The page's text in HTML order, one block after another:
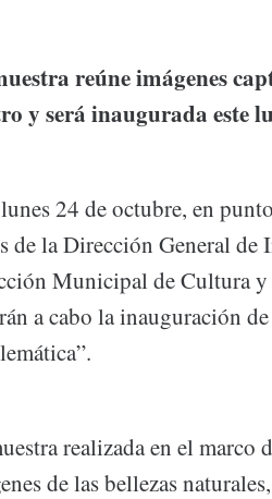
reúne imágenes
y será inaugurada este
24 de octubre, en
de la Dirección General
Municipal de Cultura y
a cabo la inauguración
realizada en el
de las bellezas